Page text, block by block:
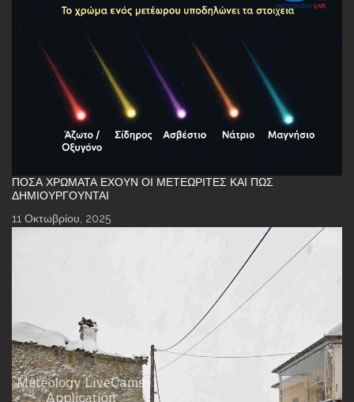
ΠΌΣΑ ΧΡΏΜΑΤΑ ΈΧΟΥΝ ΟΙ ΜΕΤΕΩΡΊΤΕΣ ΚΑΙ ΠΏΣ
ΔΗΜΙΟΥΡΓΟΎΝΤΑΙ
11 Οκτωβρίου, 2025